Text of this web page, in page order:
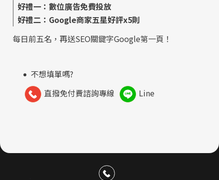
好禮一：數位廣告免費投放
好禮二：Google商家五星好評x5則
每日前五名，再送SEO關鍵字Google第一頁！
不想填單嗎?
直撥免付費諮詢專線
Line